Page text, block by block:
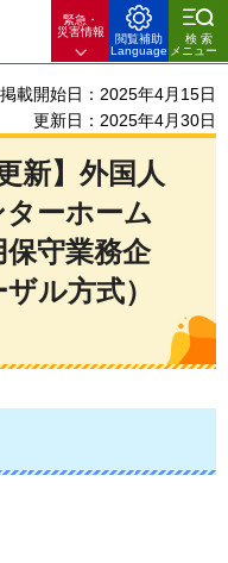
緊急・
災害情報
閲覧補助
Language
検索
メニュー
掲載開始日：2025年4月15日
更新日：2025年4月30日
新】外国人
ーホーム
守業務企
ル方式）